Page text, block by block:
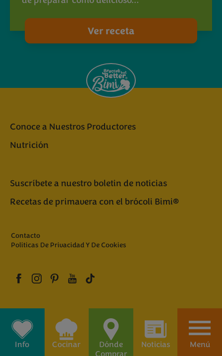
Ver receta
Conoce a Nuestros Productores
Nutrición
Suscríbete a nuestro boletin de noticias
Recetas de primavera con el brócoli Bimi®
Contacto
Políticas De Privacidad Y De Cookies
Info Cocinar
Dónde
Noticias Menú